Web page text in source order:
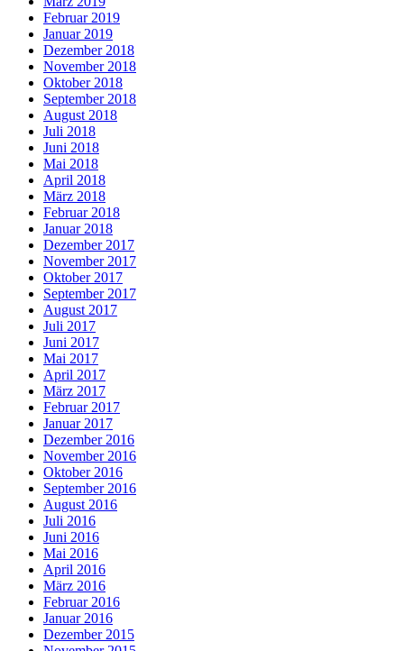
Februar 2019
Januar 2019
Dezember 2018
November 2018
Oktober 2018
September 2018
August 2018
Juli 2018
Juni 2018
Mai 2018
April 2018
März 2018
Februar 2018
Januar 2018
Dezember 2017
November 2017
Oktober 2017
September 2017
August 2017
Juli 2017
Juni 2017
Mai 2017
April 2017
März 2017
Februar 2017
Januar 2017
Dezember 2016
November 2016
Oktober 2016
September 2016
August 2016
Juli 2016
Juni 2016
Mai 2016
April 2016
März 2016
Februar 2016
Januar 2016
Dezember 2015